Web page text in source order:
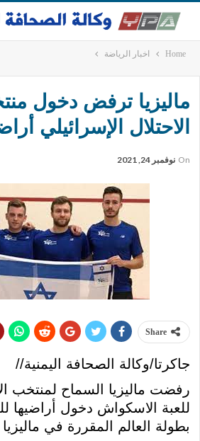
Home اخبار الرياضة
ماليزيا ترفض دخول
الاحتلال الإسرائيلي
On نوفمبر 24, 2021
Share
جاكرتا/وكالة الصحافة اليمنية//
رفضت ماليزيا السماح لمنتخب
للعبة الاسكواش دخول أراضيها
بطولة العالم المقررة في